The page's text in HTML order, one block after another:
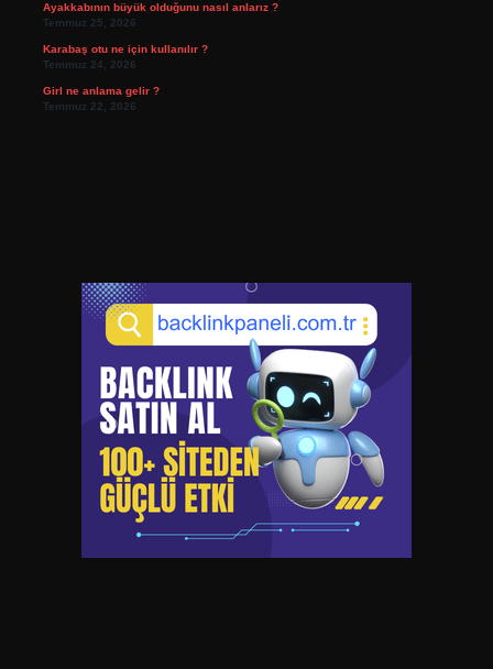
Ayakkabının büyük olduğunu nasıl anlarız ?
Temmuz 25, 2026
Karabaş otu ne için kullanılır ?
Temmuz 24, 2026
Girl ne anlama gelir ?
Temmuz 22, 2026